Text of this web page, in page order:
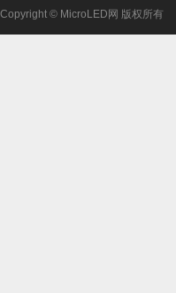
Copyright © MicroLED网 版权所有